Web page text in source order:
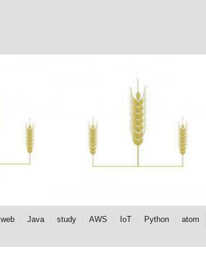
web Java study AWS IoT Python atom